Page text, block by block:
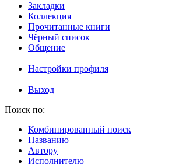
Закладки
Коллекция
Прочитанные книги
Чёрный список
Общение
Настройки профиля
Выход
Поиск по:
Комбинированный поиск
Названию
Автору
Исполнителю